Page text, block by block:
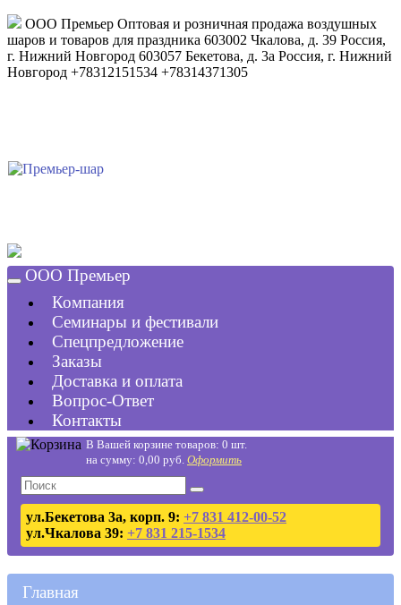
ООО Премьер Оптовая и розничная продажа воздушных
шаров и товаров для праздника 603002 Чкалова, д. 39 Россия,
г. Нижний Новгород 603057 Бекетова, д. 3а Россия, г. Нижний
Новгород +78312151534 +78314371305
ООО Премьер
Компания
Семинары и фестивали
Спецпредложение
Заказы
Доставка и оплата
Вопрос-Ответ
Контакты
В Вашей корзине товаров: 0 шт.
на сумму: 0,00 руб. Оформить
ул.Бекетова 3а, корп. 9: +7 831 412-00-52
ул.Чкалова 39: +7 831 215-1534
Главная